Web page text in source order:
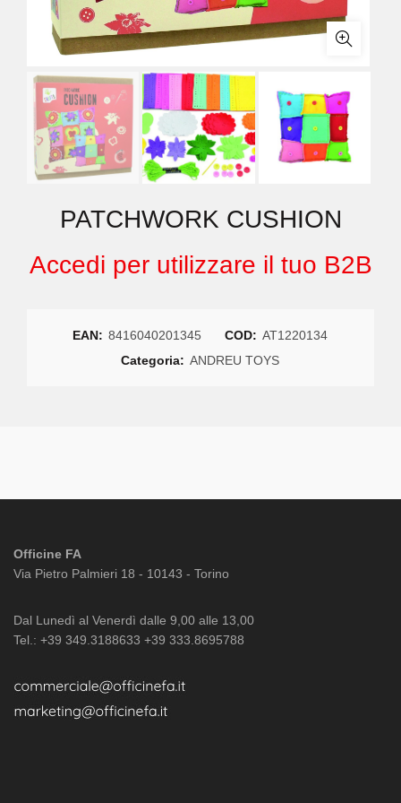
PATCHWORK CUSHION
Accedi per utilizzare il tuo B2B
EAN: 8416040201345 COD: AT1220134
Categoria: ANDREU TOYS
Officine FA
Via Pietro Palmieri 18 - 10143 - Torino
Dal Lunedì al Venerdì dalle 9,00 alle 13,00
Tel.: +39 349.3188633 +39 333.8695788